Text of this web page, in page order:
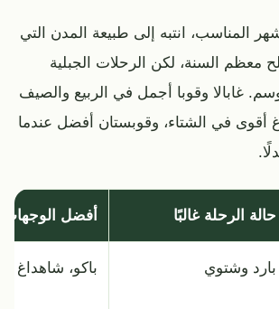
المناسب، انتبه إلى طبيعة المدن التي
معظم السنة، لكن الرحلات الجبلية
غابالا وقوبا أجمل في الربيع والصيف
أقوى في الشتاء، وقوبستان أفضل عندما
حالة الرحلة غالبًا أفضل الوجهات
بارد وشتوي باكو، شاهداغ